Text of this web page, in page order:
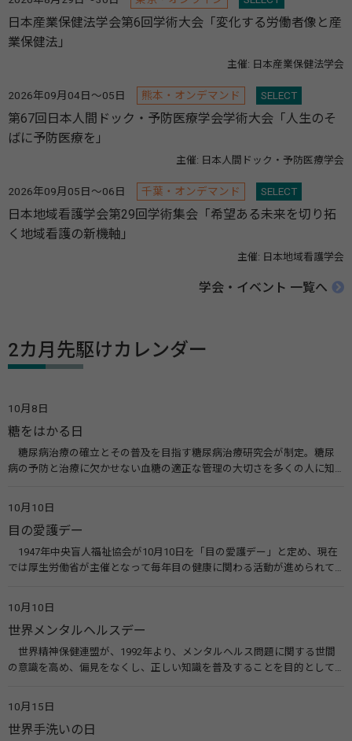
日本産業保健法学会第6回学術大会「変化する労働者像と産
業保健法」
主催: 日本産業保健法学会
2026年09月04日～05日 熊本・オンデマンド SELECT
第67回日本人間ドック・予防医療学会学術大会「人生のそ
ばに予防医療を」
主催: 日本人間ドック・予防医療学会
2026年09月05日～06日 千葉・オンデマンド SELECT
日本地域看護学会第29回学術集会「希望ある未来を切り拓
く地域看護の新機軸」
主催: 日本地域看護学会
学会・イベント 一覧へ
2カ月先駆けカレンダー
10月8日
糖をはかる日
糖尿病治療の確立とその普及を目指す糖尿病治療研究会が制定。糖尿
病の予防と治療に欠かせない血糖の適正な管理の大切さを多くの人に知
療研究会） 糖尿病ネットワーク
10月10日
目の愛護デー
1947年中央盲人福祉協会が10月10日を「目の愛護デー」と定め、現在
では厚生労働省が主催となって毎年目の健康に関わる活動が進められて
会）
10月10日
世界メンタルヘルスデー
世界精神保健連盟が、1992年より、メンタルヘルス問題に関する世間
の意識を高め、偏見をなくし、正しい知識を普及することを目的として、
す。 関連リンク 世界メンタルヘルスデー（厚生労働省） 働く人のメンタ
ルヘルス・ポータルサイト「こころの耳」（厚生労働省）
10月15日
世界手洗いの日